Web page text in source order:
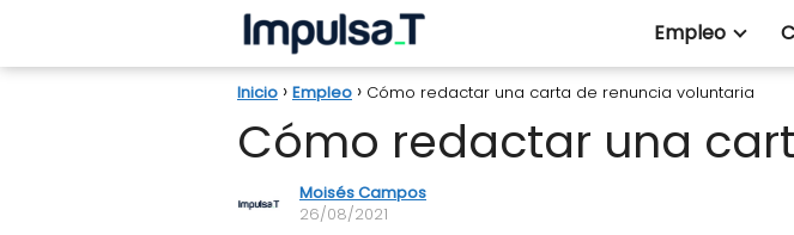
Empleo
Inicio Empleo Cómo redactar una carta de renuncia voluntaria
Cómo redactar una
Moisés Campos
26/08/2021